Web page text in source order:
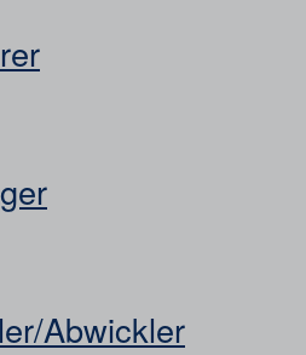
Abwickler